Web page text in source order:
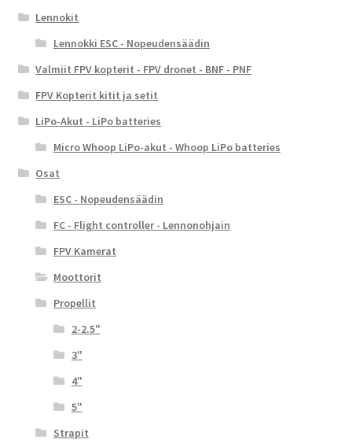
Lennokit
Lennokki ESC - Nopeudensäädin
Valmiit FPV kopterit - FPV dronet - BNF - PNF
FPV Kopterit kitit ja setit
LiPo-Akut - LiPo batteries
Micro Whoop LiPo-akut - Whoop LiPo batteries
Osat
ESC - Nopeudensäädin
FC - Flight controller - Lennonohjain
FPV Kamerat
Moottorit
Propellit
2-2.5"
3"
4"
5"
Strapit